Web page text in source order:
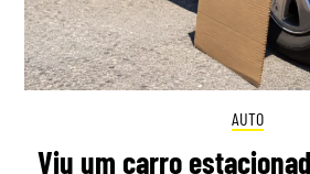
AUTO
Viu um carro